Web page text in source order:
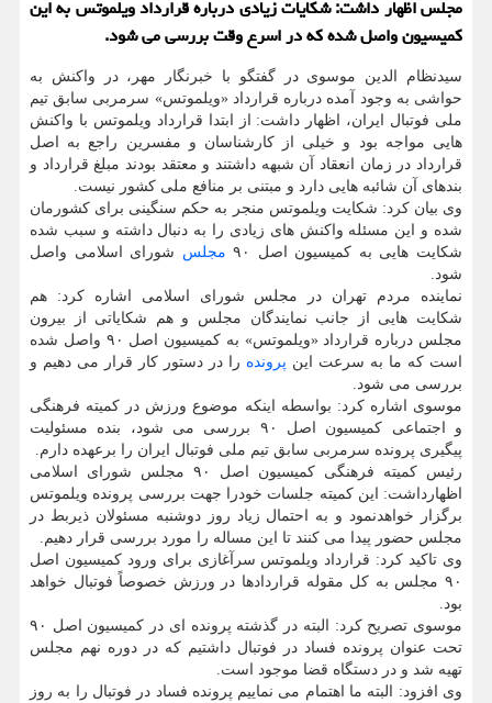
مجلس اظهار داشت: شكایات زیادی درباره قرارداد ویلموتس به این
كمیسیون واصل شده كه در اسرع وقت بررسی می شود.
سیدنظام الدین موسوی در گفتگو با خبرنگار مهر، در واکنش به
حواشی به وجود آمده درباره قرارداد «ویلموتس» سرمربی سابق تیم
ملی فوتبال ایران، اظهار داشت: از ابتدا قرارداد ویلموتس با واکنش
هایی مواجه بود و خیلی از کارشناسان و مفسرین راجع به اصل
قرارداد در زمان انعقاد آن شبهه داشتند و معتقد بودند مبلغ قرارداد و
بندهای آن شائبه هایی دارد و مبتنی بر منافع ملی کشور نیست.
وی بیان کرد: شکایت ویلموتس منجر به حکم سنگینی برای کشورمان
شده و این مسئله واکنش های زیادی را به دنبال داشته و سبب شده
شکایت هایی به کمیسیون اصل ۹۰
مجلس شورای اسلامی واصل
شود.
نماینده مردم تهران در مجلس شورای اسلامی اشاره کرد: هم
شکایت هایی از جانب نمایندگان مجلس و هم شکایاتی از بیرون
مجلس درباره قرارداد «ویلموتس» به کمیسیون اصل ۹۰ واصل شده
است که ما به سرعت این پرونده را در دستور کار قرار می دهیم و
بررسی می شود.
موسوی اشاره کرد: بواسطه اینکه موضوع ورزش در کمیته فرهنگی
و اجتماعی کمیسیون اصل ۹۰ بررسی می شود، بنده مسئولیت
پیگیری پرونده سرمربی سابق تیم ملی فوتبال ایران را برعهده دارم.
رئیس کمیته فرهنگی کمیسیون اصل ۹۰ مجلس شورای اسلامی
اظهارداشت: این کمیته جلسات خودرا جهت بررسی پرونده ویلموتس
برگزار خواهدنمود و به احتمال زیاد روز دوشنبه مسئولان ذیربط در
مجلس حضور پیدا می کنند تا این مساله را مورد بررسی قرار دهیم.
وی تاکید کرد: قرارداد ویلموتس سرآغازی برای ورود کمیسیون اصل
۹۰ مجلس به کل مقوله قراردادها در ورزش خصوصاً فوتبال خواهد
بود.
موسوی تصریح کرد: البته در گذشته پرونده ای در کمیسیون اصل ۹۰
تحت عنوان پرونده فساد در فوتبال داشتیم که در دوره نهم مجلس
تهیه شد و در دستگاه قضا موجود است.
وی افزود: البته ما اهتمام می نماییم پرونده فساد در فوتبال را به روز